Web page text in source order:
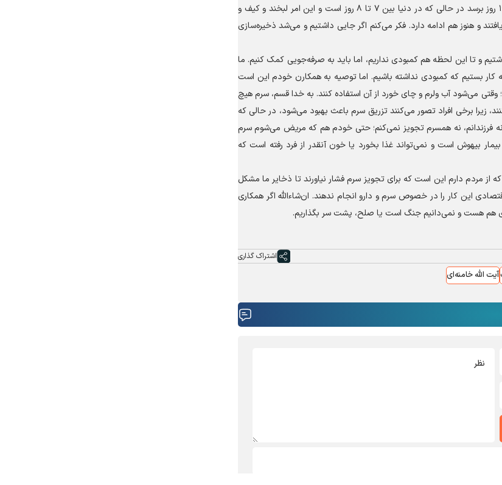
کرمانپور تاکید کرد: جمع این اقدامات سبب شد که ذخیره خون اکنون به ۱۰ روز برسد در حالی که در دنیا بین ۷ تا ۸ روز است و این امر لبخند و کیف و
و هنوز هم ادامه دارد. فکر می‌کنم اگر جایی داشتیم و می‌شد ذخیره‌سازی
و تا این لحظه هم کمبودی نداریم، اما باید به صرفه‌جویی کمک کنیم. ما
بستیم که کمبودی نداشته باشیم. اما توصیه به همکارن خودم این است
وقتی می‌شود آب ولرم و چای خورد از آن استفاده کنند. به خدا قسم، سرم هیچ
زیرا برخی افراد تصور می‌کنند تزریق سرم باعث بهبود می‌شود، در حالی که
فرزندانم، نه همسرم تجویز نمی‌کنم؛ حتی خودم هم که مریض می‌شوم سرم
بیهوش است و نمی‌تواند غذا بخورد یا خون آنقدر از فرد رفته است که
مردم دارم این است که برای تجویز سرم فشار نیاورند تا ذخایر ما مشکل
این کار را در خصوص سرم و دارو انجام ندهند. ان‌شاءالله اگر همکاری
هم هست و نمی‌دانیم جنگ است یا صلح، پشت سر بگذاریم.
اشتراک گذاری
آیت الله خامنه‌ای